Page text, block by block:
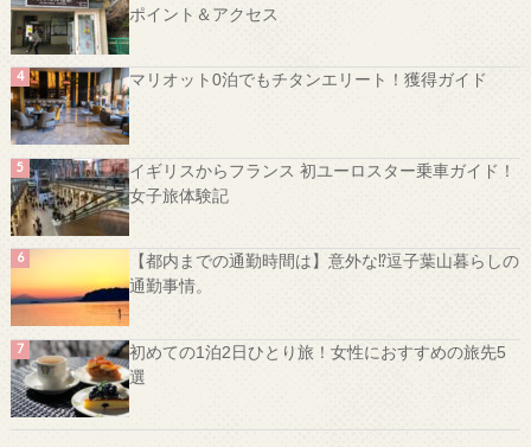
ポイント＆アクセス
マリオット0泊でもチタンエリート！獲得ガイド
イギリスからフランス 初ユーロスター乗車ガイド！
女子旅体験記
【都内までの通勤時間は】意外な⁉️逗子葉山暮らしの
通勤事情。
初めての1泊2日ひとり旅！女性におすすめの旅先5
選